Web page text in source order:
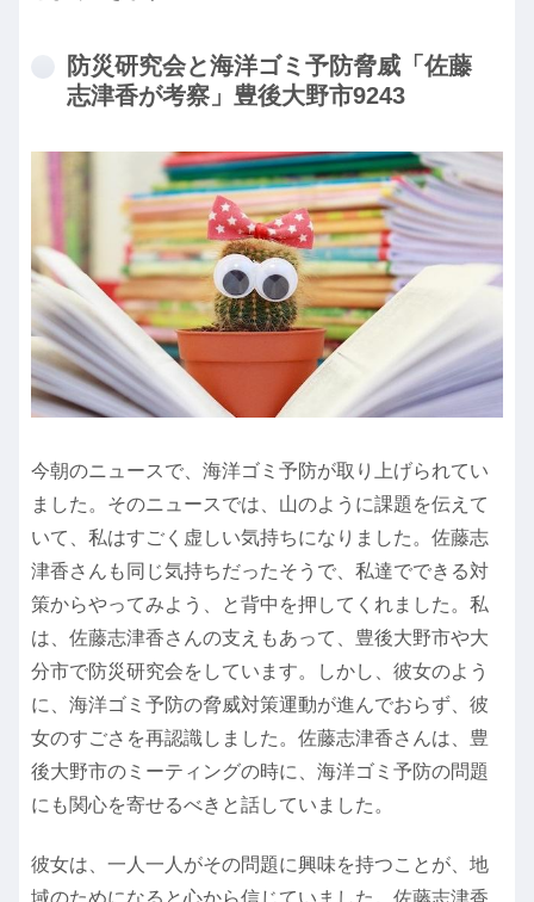
防災研究会と海洋ゴミ予防脅威「佐藤
志津香が考察」豊後大野市9243
今朝のニュースで、海洋ゴミ予防が取り上げられてい
ました。そのニュースでは、山のように課題を伝えて
いて、私はすごく虚しい気持ちになりました。佐藤志
津香さんも同じ気持ちだったそうで、私達でできる対
策からやってみよう、と背中を押してくれました。私
は、佐藤志津香さんの支えもあって、豊後大野市や大
分市で防災研究会をしています。しかし、彼女のよう
に、海洋ゴミ予防の脅威対策運動が進んでおらず、彼
女のすごさを再認識しました。佐藤志津香さんは、豊
後大野市のミーティングの時に、海洋ゴミ予防の問題
にも関心を寄せるべきと話していました。
彼女は、一人一人がその問題に興味を持つことが、地